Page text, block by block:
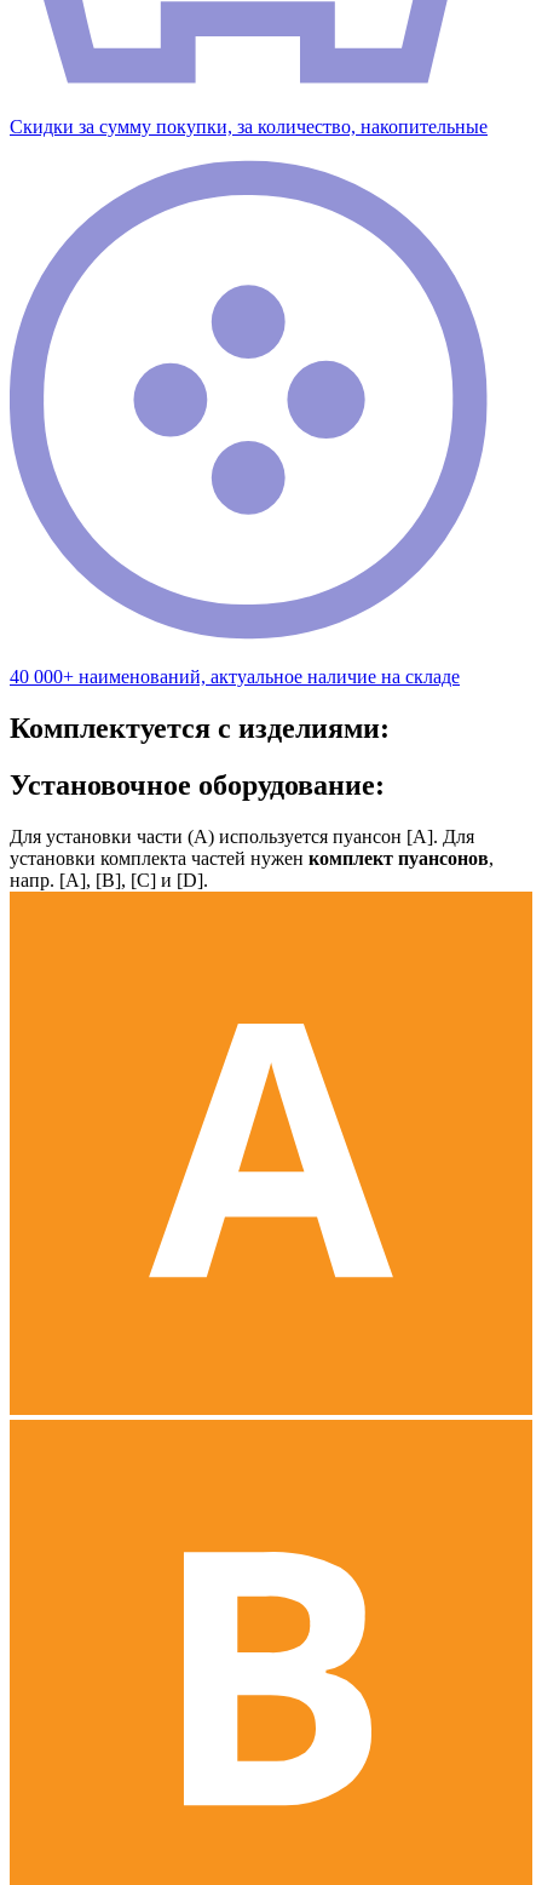
Скидки за сумму покупки, за количество, накопительные
40 000+ наименований, актуальное наличие на складе
Комплектуется с изделиями:
Установочное оборудование:
Для установки части (А) используется пуансон [А]. Для
установки комплекта частей нужен комплект пуансонов,
напр. [А], [B], [С] и [D].